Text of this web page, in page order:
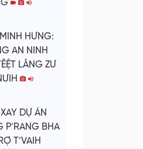
HƯNG:
AN NINH
LÂNG ZƯ
DỰ ÁN
P’RANG BHA
T’VAIH